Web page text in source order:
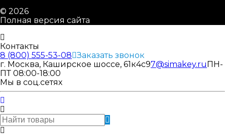
© 2026
Полная версия сайта
Контакты
8 (800) 555-53-08 Заказать звонок
г. Москва, Каширское шоссе, 61к4с97@simakey.ru ПН-
ПТ 08:00-18:00
Мы в соц.сетях